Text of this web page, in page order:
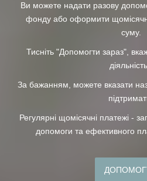
Ви можете надати разову
фонду або оформити
суму.
Тисніть "Допомогти зараз",
За бажанням, можете вказати
Регулярні щомісячні платежі -
допомоги та ефективного